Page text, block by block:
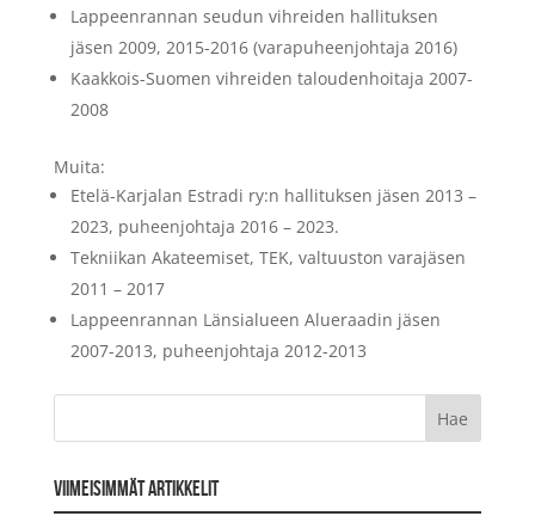
Lappeenrannan seudun vihreiden hallituksen
jäsen 2009, 2015-2016 (varapuheenjohtaja 2016)
Kaakkois-Suomen vihreiden taloudenhoitaja 2007-
2008
Muita:
Etelä-Karjalan Estradi ry:n hallituksen jäsen 2013 –
2023, puheenjohtaja 2016 – 2023.
Tekniikan Akateemiset, TEK, valtuuston varajäsen
2011 – 2017
Lappeenrannan Länsialueen Alueraadin jäsen
2007-2013, puheenjohtaja 2012-2013
VIIMEISIMMÄT ARTIKKELIT